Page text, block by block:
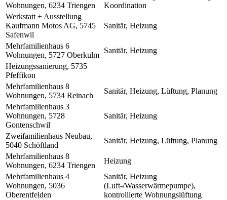
Wohnungen, 6234 Triengen
Koordination
Werkstatt + Ausstellung
Kaufmann Motos AG, 5745
Safenwil
Sanitär, Heizung
Mehrfamilienhaus 6
Wohnungen, 5727 Oberkulm
Sanitär, Heizung
Heizungssanierung, 5735
Pfeffikon
Mehrfamilienhaus 8
Wohnungen, 5734 Reinach
Sanitär, Heizung, Lüftung, Planung
Mehrfamilienhaus 3
Wohnungen, 5728
Gontenschwil
Sanitär, Heizung
Zweifamilienhaus Neubau,
5040 Schöftland
Sanitär, Heizung, Lüftung, Planung
Mehrfamilienhaus 8
Wohnungen, 6234 Triengen
Heizung
Mehrfamilienhaus 4
Wohnungen, 5036
Oberentfelden
Sanitär, Heizung
(Luft-/Wasserwärmepumpe),
kontrollierte Wohnungslüftung